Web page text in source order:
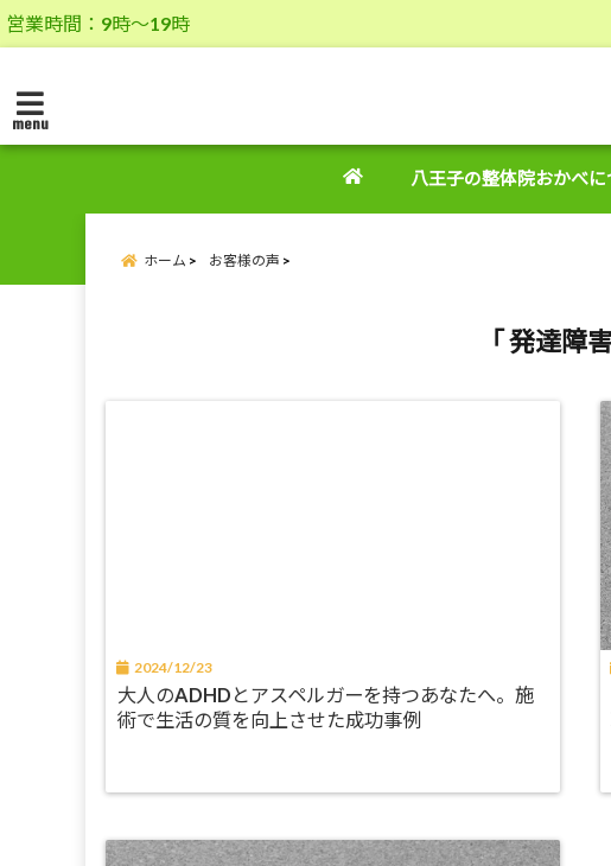
営業時間：9時～19時
menu
八王子の整体院おかべに
ホーム お客様の声
「 発達障
2024/12/23
大人のADHDとアスペルガーを持つあなたへ。施
術で生活の質を向上させた成功事例